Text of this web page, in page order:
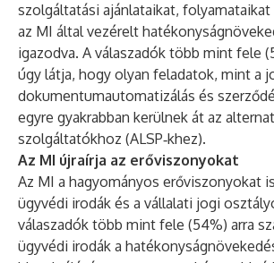
szolgáltatási ajánlataikat,
az MI által vezérelt
igazodva. A válaszadók több mint fele
úgy látja, hogy olyan feladatok, mint a
dokumentumautomatizálás és
egyre gyakrabban kerülnek át az
szolgáltatókhoz (ALSP‑khez).
Az MI újraírja az erőviszonyokat
Az MI a hagyományos erőviszonyokat
ügyvédi irodák és a vállalati jogi
válaszadók több mint fele (54%) arra
ügyvédi irodák a